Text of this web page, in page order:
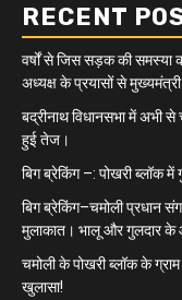
RECENT
वर्षों से जिस सड़क की समस्या
अध्यक्ष के प्रयासों से मुख्यमंत्री
बद्रीनाथ विधानसभा में अभी
हुई तेज।
बिग ब्रेकिंग –: पोखरी ब्लॉक
बिग ब्रेकिंग–चमोली प्रधान
मुलाकात। भालू और गुलदार के
चमोली के पोखरी ब्लॉक के
खुलासा!